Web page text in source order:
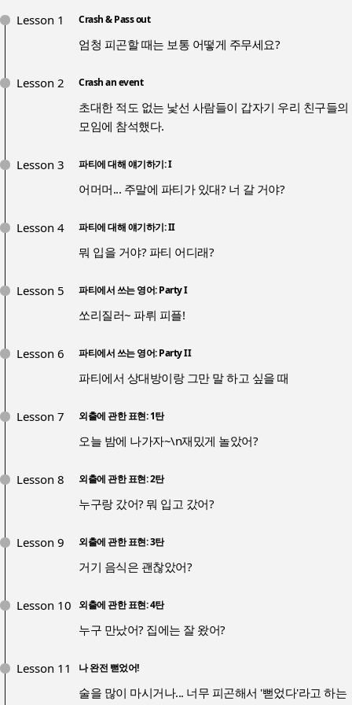
Lesson 1 Crash & Pass out
엄청 피곤할 때는 보통 어떻게 주무세요?
Lesson 2 Crash an event
초대한 적도 없는 낯선 사람들이 갑자기 우리 친구들의
모임에 참석했다.
Lesson 3 파티에 대해 얘기하기: I
어머머... 주말에 파티가 있대? 너 갈 거야?
Lesson 4 파티에 대해 얘기하기: II
뭐 입을 거야? 파티 어디래?
Lesson 5 파티에서 쓰는 영어: Party I
쏘리질러~ 파뤼 피플!
Lesson 6 파티에서 쓰는 영어: Party II
파티에서 상대방이랑 그만 말 하고 싶을 때
Lesson 7 외출에 관한 표현: 1탄
오늘 밤에 나가자~\n재밌게 놀았어?
Lesson 8 외출에 관한 표현: 2탄
누구랑 갔어? 뭐 입고 갔어?
Lesson 9 외출에 관한 표현: 3탄
거기 음식은 괜찮았어?
Lesson 10 외출에 관한 표현: 4탄
누구 만났어? 집에는 잘 왔어?
Lesson 11 나 완전 뻗었어!
술을 많이 마시거나... 너무 피곤해서 '뻗었다'라고 하는